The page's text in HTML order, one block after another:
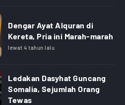
Dengar Ayat Alquran di
Kereta, Pria ini Marah-marah
lewat 4 tahun lalu
Ledakan Dasyhat Guncang
Somalia, Sejumlah Orang
Tewas